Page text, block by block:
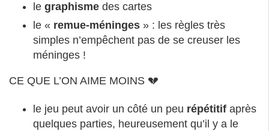
le graphisme des cartes
le « remue-méninges » : les règles très
simples n’empêchent pas de se creuser les
méninges !
CE QUE L’ON AIME MOINS 💔
le jeu peut avoir un côté un peu répétitif après
quelques parties, heureusement qu’il y a le